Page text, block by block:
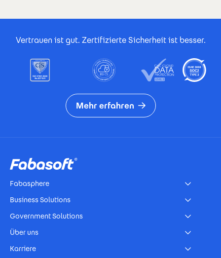
Vertrauen ist gut. Zertifizierte Sicherheit ist besser.
Mehr erfahren
Fabasphere
Business Solutions
Government Solutions
Über uns
Karriere